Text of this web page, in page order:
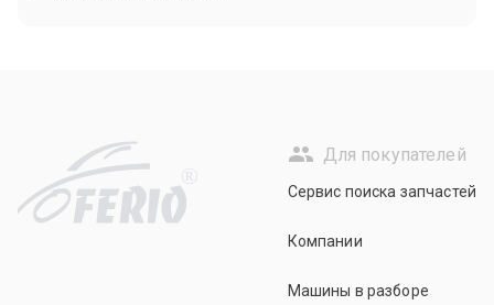
R
Для покупателей
Сервис поиска запчастей
Компании
Машины в разборе